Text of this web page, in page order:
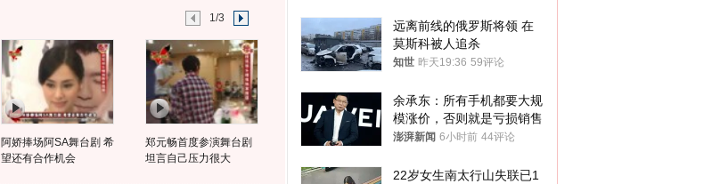
1/3
阿娇捧场阿SA舞台剧 希
望还有合作机会
郑元畅首度参演舞台剧
坦言自己压力很大
远离前线的俄罗斯将领 在
莫斯科被人追杀
知世 昨天19:36 59评论
余承东：所有手机都要大规
模涨价，否则就是亏损销售
澎湃新闻 6小时前 44评论
22岁女生南太行山失联已1